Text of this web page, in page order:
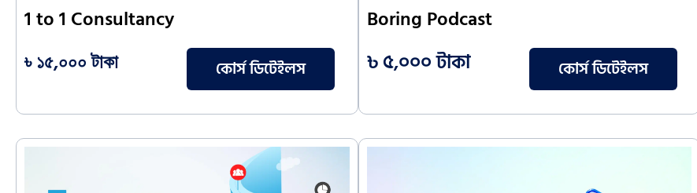
1 to 1 Consultancy
৳ ১৫,০০০ টাকা কোর্স ডিটেইলস
Boring Podcast
৳ ৫,০০০ টাকা
কোর্স ডিটেইলস